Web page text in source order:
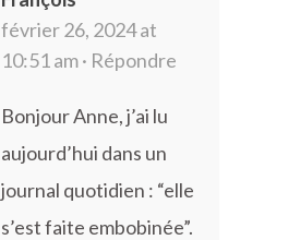
février 26, 2024 at
10:51 am · Répondre
Bonjour Anne, j’ai lu
aujourd’hui dans un
journal quotidien : “elle
s’est faite embobinée”.